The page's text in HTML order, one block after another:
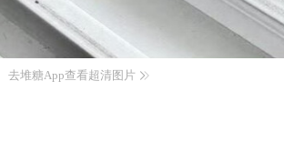
去堆糖App查看超清图片